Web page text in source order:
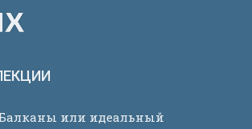
или идеальный